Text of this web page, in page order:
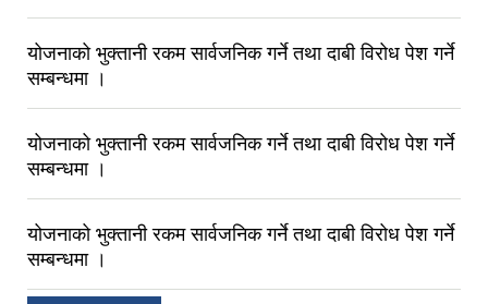
योजनाको भुक्तानी रकम सार्वजनिक गर्ने तथा दाबी विरोध पेश गर्ने
सम्बन्धमा ।
योजनाको भुक्तानी रकम सार्वजनिक गर्ने तथा दाबी विरोध पेश गर्ने
सम्बन्धमा ।
योजनाको भुक्तानी रकम सार्वजनिक गर्ने तथा दाबी विरोध पेश गर्ने
सम्बन्धमा ।